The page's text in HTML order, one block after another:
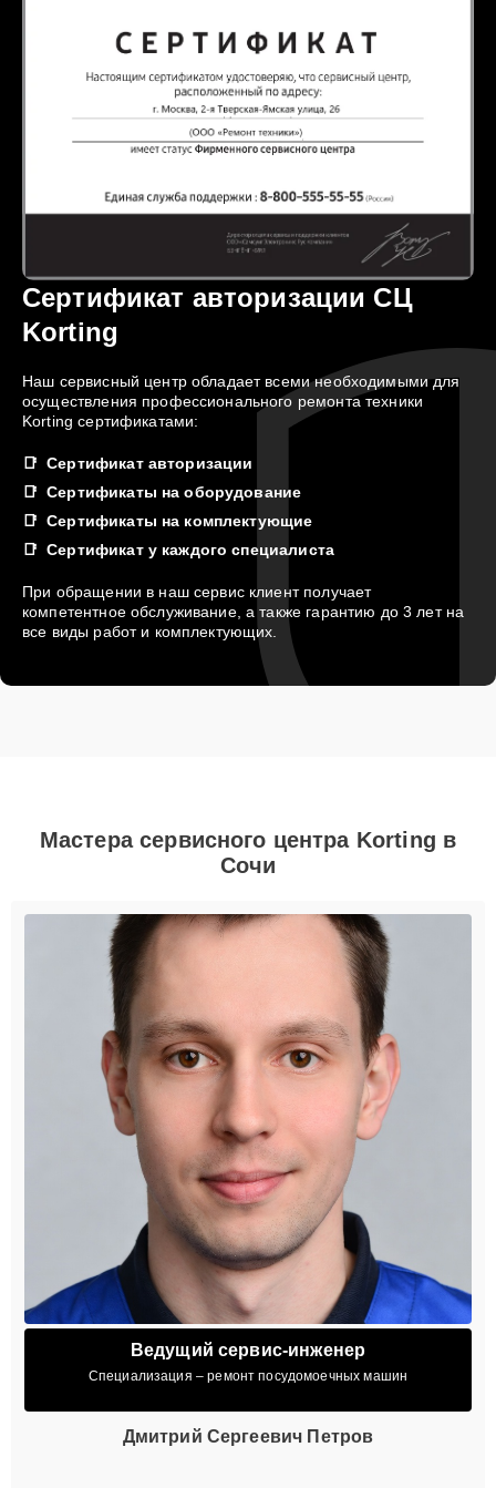
Сертификат авторизации СЦ
Korting
Наш сервисный центр обладает всеми необходимыми для
осуществления профессионального ремонта техники
Korting сертификатами:
Сертификат авторизации
Сертификаты на оборудование
Сертификаты на комплектующие
Сертификат у каждого специалиста
При обращении в наш сервис клиент получает
компетентное обслуживание, а также гарантию до 3 лет на
все виды работ и комплектующих.
Мастера сервисного центра Korting в
Сочи
Ведущий сервис-инженер
Специализация – ремонт посудомоечных машин
Дмитрий Сергеевич Петров